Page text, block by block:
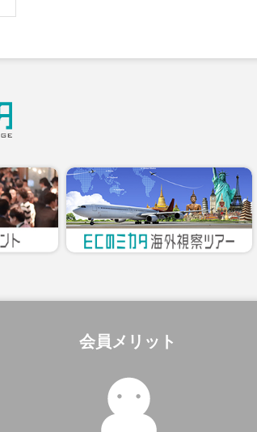
会員メリット